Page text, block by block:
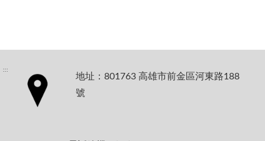
:::
地址：801763 高雄市前金區河東路188
號